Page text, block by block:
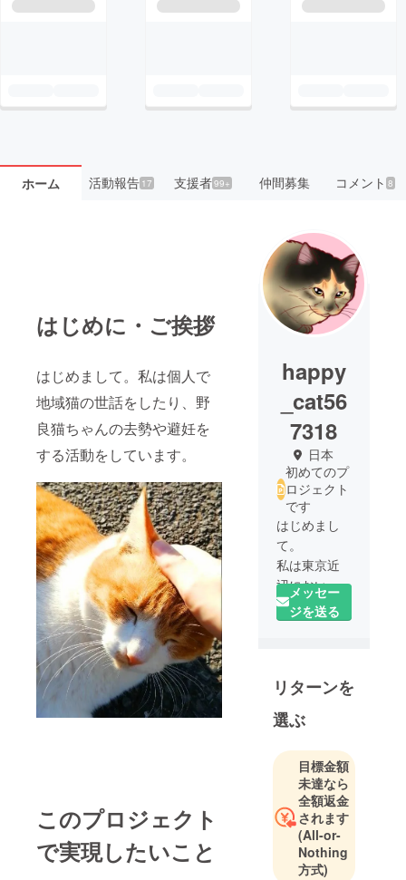
ホーム 活動報告17 支援者99+ 仲間募集 コメント8
はじめに・ご挨拶
はじめまして。私は個人で
地域猫の世話をしたり、野
良猫ちゃんの去勢や避妊を
する活動をしています。
このプロジェクト
で実現したいこと
happy
_cat56
7318
日本
初めてのプ
ロジェクト
です
はじめまし
て。
私は東京近
辺において
猫の保護活
動や、動物
活動を行っ
す。
動画配信等
を通じて、
動物愛護精
神の向上を
図っていき
たいと考え
メッセー
ジを送る
リターンを
選ぶ
目標金額
未達なら
全額返金
されます
(All-or-
Nothing
方式)